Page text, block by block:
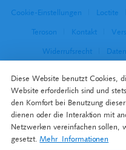
Cookie-Einstellungen Loctite
Teroson
Kontakt
Widerrufsrecht
Diese Website benutzt Cookies,
Website erforderlich sind und
den Komfort bei Benutzung
dienen oder die Interaktion mit
Netzwerken vereinfachen sollen,
gesetzt. Mehr Informationen